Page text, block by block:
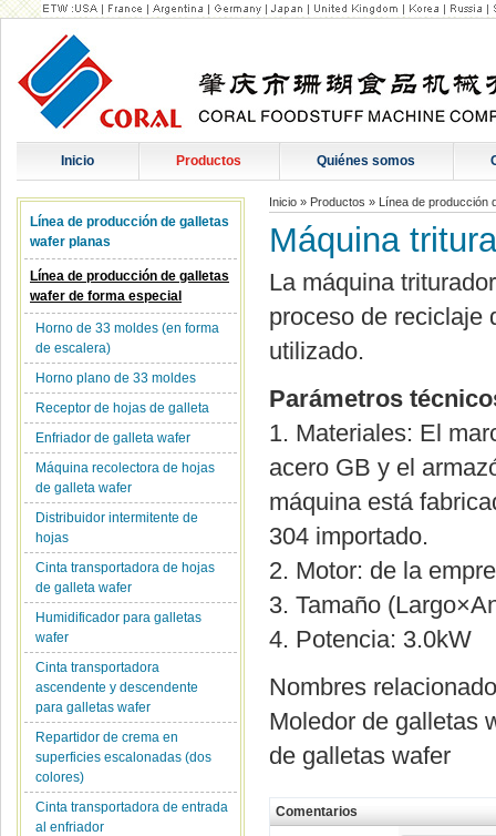
Inicio Productos Quiénes somos
Línea de producción de galletas
wafer planas
Línea de producción de galletas
wafer de forma especial
Horno de 33 moldes (en forma
de escalera)
Horno plano de 33 moldes
Receptor de hojas de galleta
Enfriador de galleta wafer
Máquina recolectora de hojas
de galleta wafer
Distribuidor intermitente de
hojas
Cinta transportadora de hojas
de galleta wafer
Humidificador para galletas
wafer
Cinta transportadora
ascendente y descendente
para galletas wafer
Repartidor de crema en
superficies escalonadas (dos
colores)
Cinta transportadora de entrada
al enfriador
Inicio » Productos » Línea de producción
Máquina
La máquina
proceso de reciclaje
utilizado.
Parámetros
1. Materiales: El
acero GB y el
máquina está
304 importado.
2. Motor: de la
3. Tamaño
4. Potencia: 3.0kW
Nombres
Moledor de galletas
de galletas wafer
Comentarios